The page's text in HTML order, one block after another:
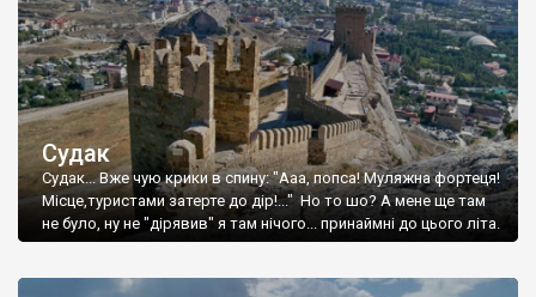
Судак
Судак... Вже чую крики в спину: "Ааа, попса! Муляжна фортеця!
Місце,туристами затерте до дір!..." Но то шо? А мене ще там
не було, ну не "дірявив" я там нічого... принаймні до цього літа.